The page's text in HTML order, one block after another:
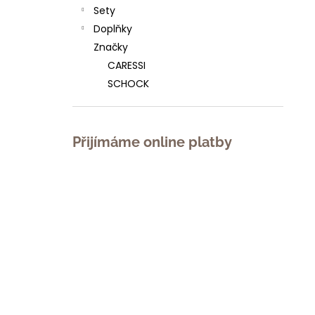
Sety
Doplňky
Značky
CARESSI
SCHOCK
Přijímáme online platby